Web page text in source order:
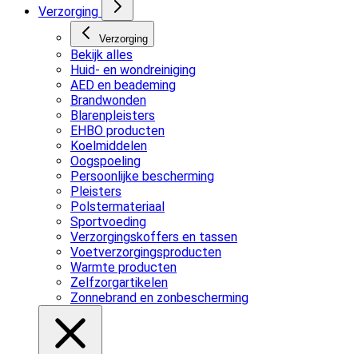
Verzorging
Verzorging
Bekijk alles
Huid- en wondreiniging
AED en beademing
Brandwonden
Blarenpleisters
EHBO producten
Koelmiddelen
Oogspoeling
Persoonlijke bescherming
Pleisters
Polstermateriaal
Sportvoeding
Verzorgingskoffers en tassen
Voetverzorgingsproducten
Warmte producten
Zelfzorgartikelen
Zonnebrand en zonbescherming